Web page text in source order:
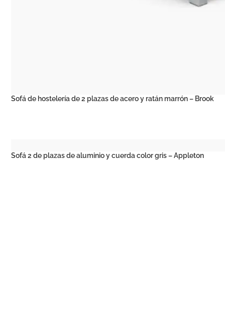
Sofá de hostelería de 2 plazas de acero y ratán marrón – Brook
Sofá 2 de plazas de aluminio y cuerda color gris – Appleton